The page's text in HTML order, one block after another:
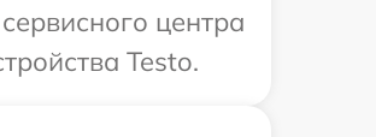
центра
Testo.